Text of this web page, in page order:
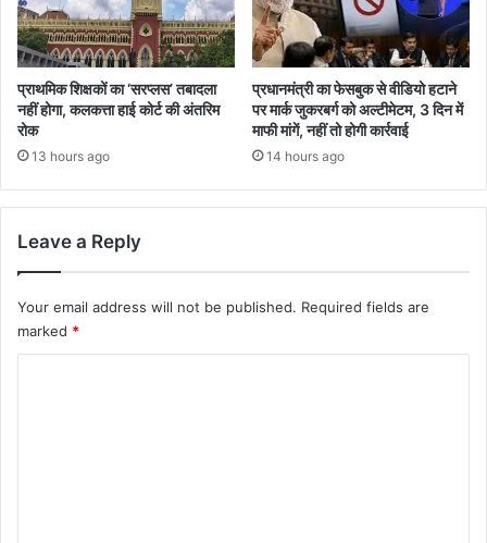
प्राथमिक शिक्षकों का ‘सरप्लस’ तबादला
नहीं होगा, कलकत्ता हाई कोर्ट की अंतरिम
रोक
13 hours ago
प्रधानमंत्री का फेसबुक से वीडियो हटाने
पर मार्क जुकरबर्ग को अल्टीमेटम, 3 दिन में
माफी मांगें, नहीं तो होगी कार्रवाई
14 hours ago
Leave a Reply
Your email address will not be published. Required fields are
marked *